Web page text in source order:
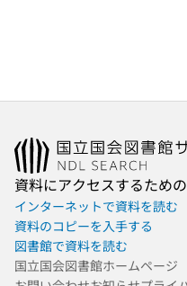
資料にアクセスするため
インターネットで資料を読む
資料のコピーを入手する
図書館で資料を読む
国立国会図書館ホームページ